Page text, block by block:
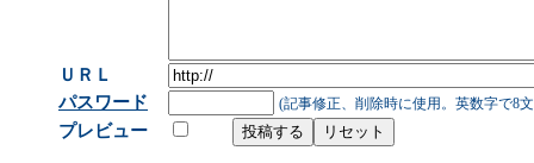
ＵＲＬ
パスワード
(記事修正、削除時に使用。英数字で8
プレビュー